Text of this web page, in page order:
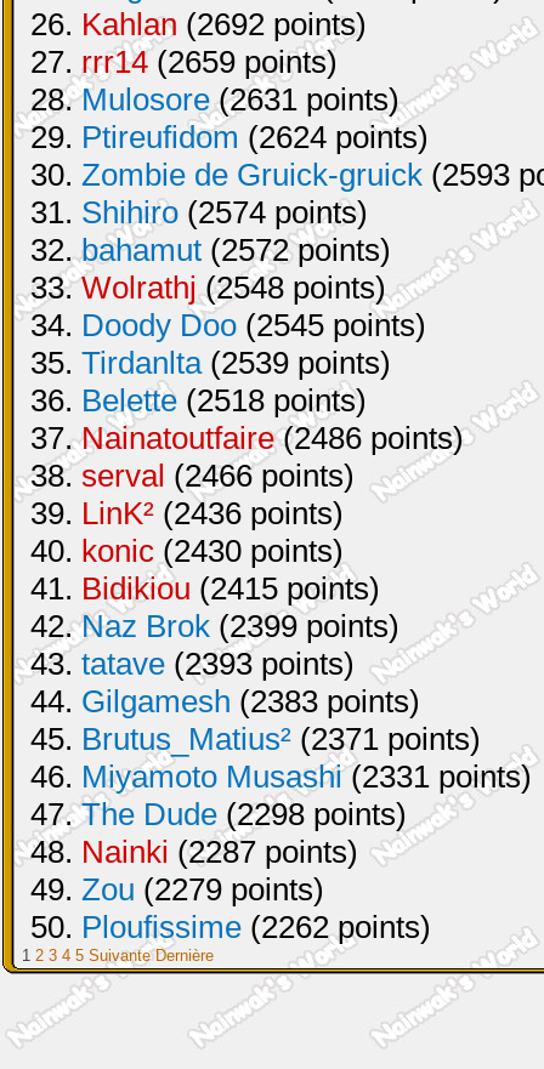
26. Kahlan (2692 points)
27. rrr14(2659 points)
28.Mulosore(2631 points)
29. Ptireufidom (2624 points)
30. Zombie de Gruick-gruick (2593
31. Shihiro (2574 points)
32.bahamut (2572 points)
33.Wolrathj(2548 points)
34. Doody Doo (2545 points)
35. Tirdanlta(2539 points)
36. Belette (2518 points)
37.Nainatoutfaire(2486 points)
38.serval (2466 points)
39. LinK² (2436 points)
40. konic (2430 points)
41. Bidikiou (2415 points)
42.Naz Brok (2399 points)
43. tatave (2393 points)
44. Gilgamesh (2383 points)
45. Brutus_Matius² (2371 points)
46. Miyamoto Musashi(2331 points)
47.The Dude (2298 points)
48. Nainki (2287 points)
49. Zou (2279 points)
50. Ploufissime (2262 points)
1 2 3 4 5 Suivante Dernière